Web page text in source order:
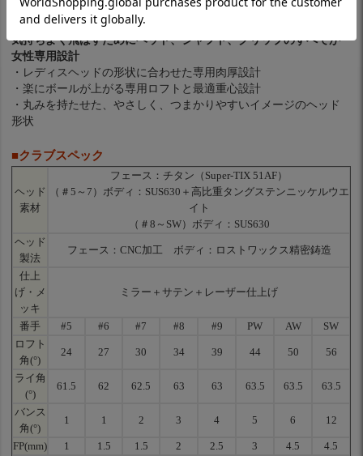
ゼクシオ 13 レディス アイアン。
気持ちよく飛ばすためにヘッド、シャフト、グリップのすべてが
女性専用設計
・レディスヘッドの形状に合わせた専用肉厚設計
・楽にボールが上がる専用ロフトと最適重心設計
・丸みを持たせた、やさしく、つまかりやすいイメージのヘッド
形状
■クラブスペック
ヘッド
素材
フェース：チタン（Super-TIX 51AF）
（＃5～7）ボディ：SUS630＋高比重タングステンニッケルウエ
イト
（＃8～SW）ボディ：SUS630
ヘッド
製法
フェース：CNC加工 ボディ：ロストワックス精密鋳造
仕上
げ・メ
ッキ
ミラー＋サテン＋レーザー仕上げ
番手 #5 #6 #7 #8 #9 PW AW
SW
ロフト
角(°)
24 27 30 34 39 44 50 56
ライ角
(°)
61.5 62 62.5 63 63 63.5 63.5 63.5
バンス
角(°)
1 1 2 3 4 5 6 12
FP(mm) 1 1.5 1.5 2 2.5 3 4.5
4.5